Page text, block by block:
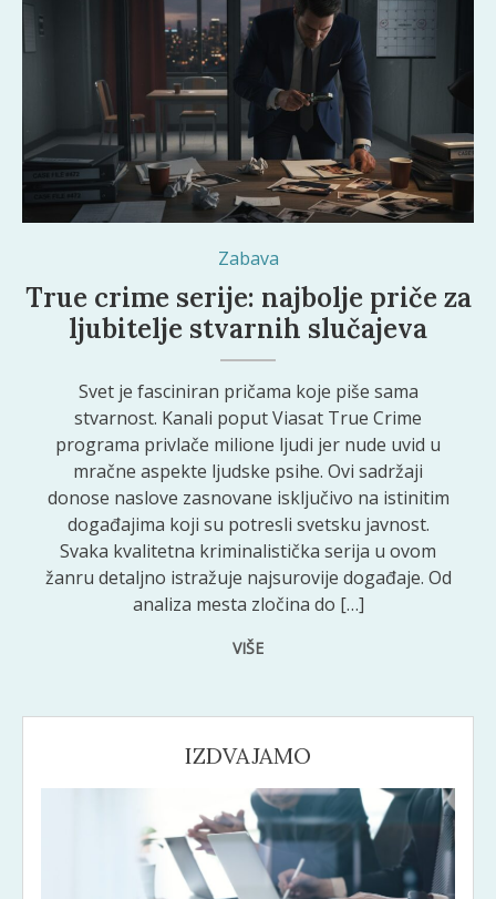
Zabava
True crime serije: najbolje priče za
ljubitelje stvarnih slučajeva
Svet je fasciniran pričama koje piše sama
stvarnost. Kanali poput Viasat True Crime
programa privlače milione ljudi jer nude uvid u
mračne aspekte ljudske psihe. Ovi sadržaji
donose naslove zasnovane isključivo na istinitim
događajima koji su potresli svetsku javnost.
Svaka kvalitetna kriminalistička serija u ovom
žanru detaljno istražuje najsurovije događaje. Od
analiza mesta zločina do […]
VIŠE
IZDVAJAMO